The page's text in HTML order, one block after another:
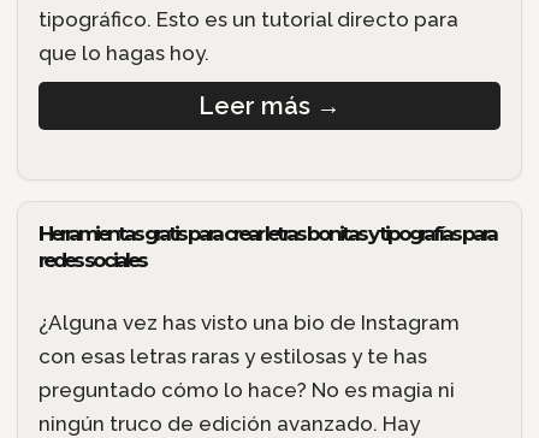
tipográfico. Esto es un tutorial directo para
que lo hagas hoy.
Leer más →
Herramientas gratis para crear letras bonitas y tipografías para
redes sociales
¿Alguna vez has visto una bio de Instagram
con esas letras raras y estilosas y te has
preguntado cómo lo hace? No es magia ni
ningún truco de edición avanzado. Hay